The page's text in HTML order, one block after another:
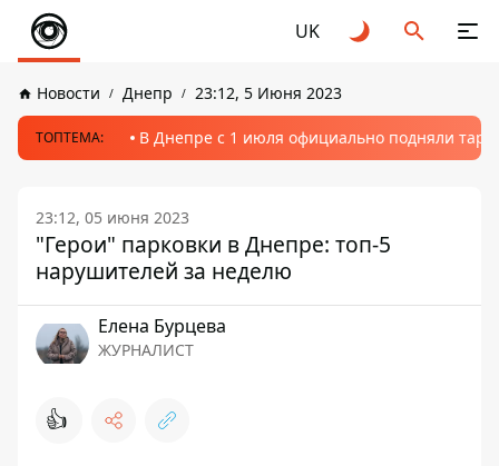
UK
Новости Днепр 23:12, 5 Июня 2023
ТОПТЕМА: В Днепре с 1 июля официально подняли
23:12, 05 июня 2023
"Герои" парковки в Днепре: топ-5
нарушителей за неделю
Елена Бурцева
ЖУРНАЛИСТ
👍